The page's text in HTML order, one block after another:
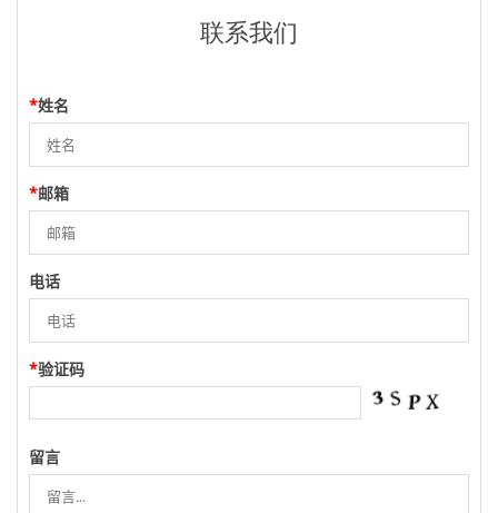
联系我们
*姓名
*邮箱
电话
*验证码
留言